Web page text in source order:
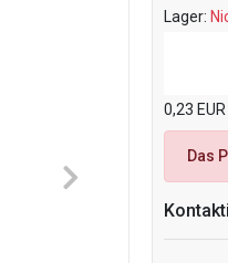
Lager:
0,23
Das